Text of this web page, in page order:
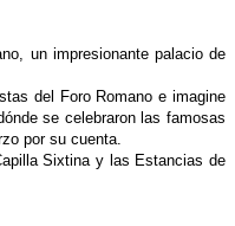
un impresionante palacio de
del Foro Romano e imagine
se celebraron las famosas
por su cuenta.
Sixtina y las Estancias de